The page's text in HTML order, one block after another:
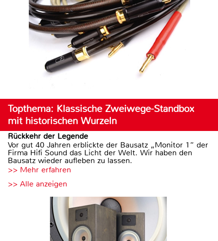
Topthema: Klassische Zweiwege-Standbox
mit historischen Wurzeln
Rückkehr der Legende
Vor gut 40 Jahren erblickte der Bausatz „Monitor 1“ der
Firma Hifi Sound das Licht der Welt. Wir haben den
Bausatz wieder aufleben zu lassen.
>> Mehr erfahren
>> Alle anzeigen